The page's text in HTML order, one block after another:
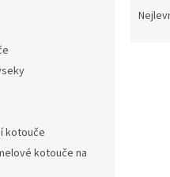
kotouče
kotouče na